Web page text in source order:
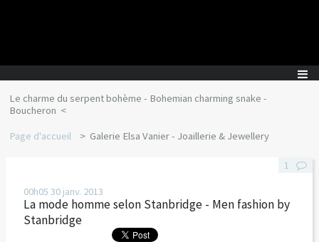
Le charme du serpent bohème - Bohemian charming snake -
Boucheron
Page d'accueil
Galerie Elsa Vanier - Joaillerie & Jewellery
00h05 30 janv. 2013
La mode homme selon Stanbridge - Men fashion by
Stanbridge
1